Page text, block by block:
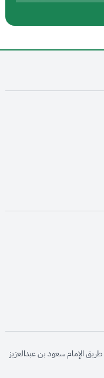
opens in new
الإمام سعود بن عبدالعزيز